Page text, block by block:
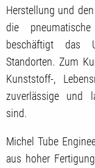
Herstellung und
die
beschäftigt das
Standorten. Zum
Kunststoff-,
zuverlässige und
sind.
Michel Tube
aus hoher